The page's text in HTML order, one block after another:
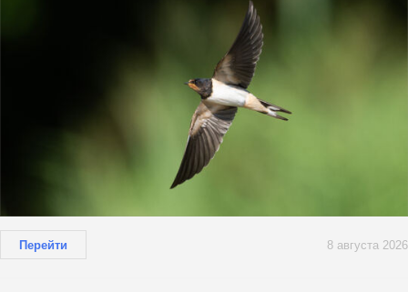
Перейти 8 августа 2026